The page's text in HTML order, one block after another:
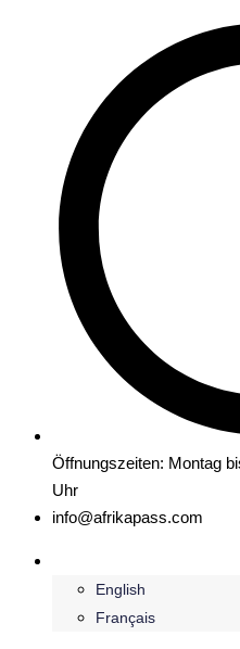
Öffnungszeiten: Montag
Uhr
info@afrikapass.com
English
Français